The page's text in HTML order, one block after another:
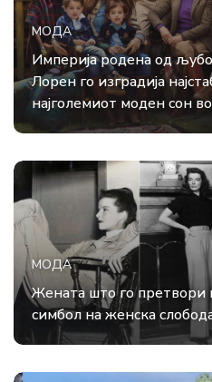
МОДА
Империја родена од
Лорен го изградија
најголемиот моден сон
МОДА
Жената што го претвори
симбол на женска